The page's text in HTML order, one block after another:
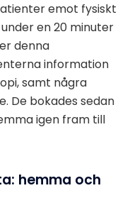
emot fysiskt
en 20 minuter
denna
information
samt några
De bokades sedan
igen fram till
hemma och